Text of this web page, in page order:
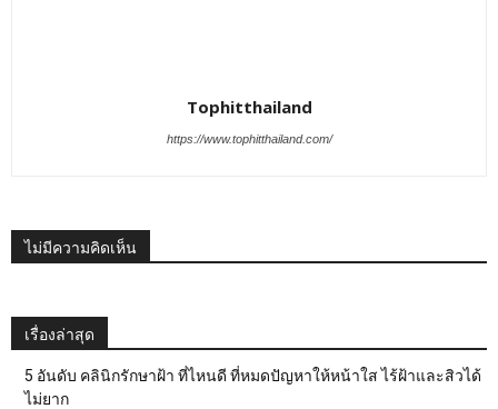
Tophitthailand
https://www.tophitthailand.com/
ไม่มีความคิดเห็น
เรื่องล่าสุด
5 อันดับ คลินิกรักษาฝ้า ที่ไหนดี ที่หมดปัญหาให้หน้าใส ไร้ฝ้าและสิวได้
ไม่ยาก